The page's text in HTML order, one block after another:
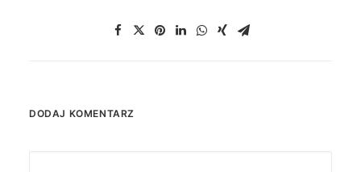
DODAJ KOMENTARZ